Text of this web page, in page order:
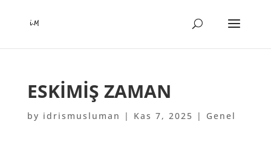
ESKIMIŞ ZAMAN
by idrismusluman | Kas 7, 2025 | Genel